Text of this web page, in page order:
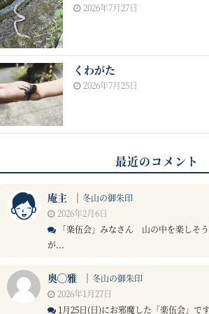
2026年7月27日
くわがた
2026年7月25日
最近のコメント
庵主 ｜ 冬山の御朱印
2026年2月6日
「楽伍会」みなさん 山の中を楽しそ
が...
奥◯雅 ｜ 冬山の御朱印
2026年1月27日
1月25日(日)にお邪魔した「楽伍会」で